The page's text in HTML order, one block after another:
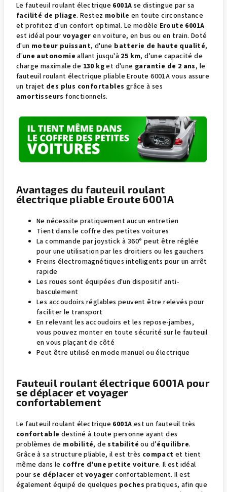
Le fauteuil roulant électrique 6001A se distingue par sa
facilité de pliage. Restez mobile en toute circonstance
et profitez d'un confort optimal. Le modèle Eroute 6001A
est idéal pourvoyager en voiture, en bus ou en train. Doté
d'un moteur puissant, d'une batterie de haute qualité,
d'une autonomie allant jusqu'à 25 km, d'une capacité de
charge maximale de 130 kget d'une garantie de 2 ans, le
fauteuil roulant électrique pliable Eroute 6001A vous assure
un trajet des plus confortables grâce à ses
amortisseurs fonctionnels.
Avantages du fauteuil roulant
électrique pliable Eroute 6001A
Ne nécessite pratiquement aucun entretien
Tient dans le coffre des petites voitures
La commande par joystick à 360° peut être réglée
pour une utilisation par les droitiers ou les gauchers
Freins électromagnétiques intelligents pour un arrêt
rapide
Les roues sont équipées d'un dispositif anti-
basculement
Les accoudoirs réglables peuvent être relevés pour
faciliter le transport
En relevant les accoudoirs et les repose-jambes,
vous pouvez monter en toute sécurité sur le fauteuil
en vous plaçant de côté
Peut être utilisé en mode manuel ou électrique
Fauteuil roulant électrique 6001A pour
se déplacer et voyager
confortablement
Le fauteuil roulant électrique 6001A est un fauteuil très
confortable destiné à toute personne ayant des
problèmes de mobilité, destabilité ou d’équilibre.
Grâce à sa structure pliable, il est très compact et tient
même dans le coffre d'une petite voiture. Il est idéal
pour se déplacer etvoyager confortablement. Il est
également équipé de quelques poches pratiques, afin que